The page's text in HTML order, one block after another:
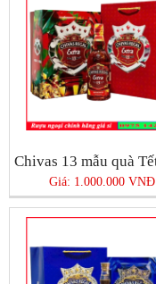
Giá: 1.000.000 VNĐ